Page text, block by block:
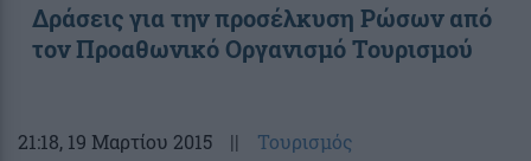
Δράσεις για την προσέλκυση Ρώσων από
τον Προαθωνικό Οργανισμό Τουρισμού
21:18, 19 Μαρτίου 2015 || Τουρισμός